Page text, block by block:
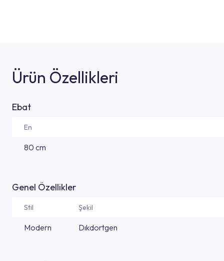
Ürün Özellikleri
Ebat
En
80 cm
Genel Özellikler
Stil Şekil
Modern Dıkdortgen